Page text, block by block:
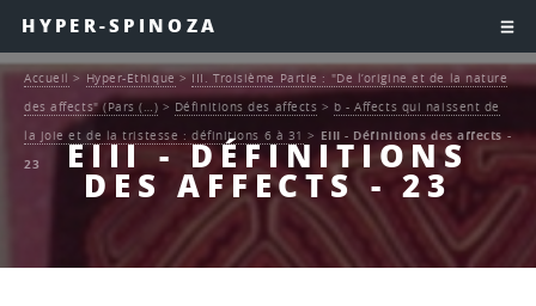
HYPER-SPINOZA
EIII - DÉFINITIONS
DES AFFECTS - 23
Accueil > Hyper-Ethique>III. Troisième Partie : "De l’origine et de la nature
des affects" (Pars (…) > Définitions des affects > b - Affects qui naissent de
la joie et de la tristesse : définitions 6 à 31 > EIII - Définitions des affects -
23